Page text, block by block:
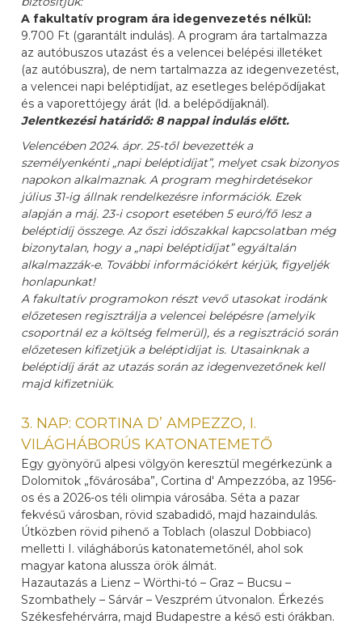
A fakultatív program ára idegenvezetés nélkül:
9.700 Ft (garantált indulás). A program ára tartalmazza
az autóbuszos utazást és a velencei belépési illetéket
(az autóbuszra), de nem tartalmazza az idegenvezetést,
a velencei napi beléptidíjat, az esetleges belépődíjakat
és a vaporettójegy árát (ld. a belépődíjaknál).
Jelentkezési határidő: 8 nappal indulás előtt.
Velencében 2024. ápr. 25-től bevezették a
személyenkénti „napi beléptidíjat”, melyet csak bizonyos
napokon alkalmaznak. A program meghirdetésekor
július 31-ig állnak rendelkezésre információk. Ezek
alapján a máj. 23-i csoport esetében 5 euró/fő lesz a
beléptidíj összege. Az őszi időszakkal kapcsolatban még
bizonytalan, hogy a „napi beléptidíjat” egyáltalán
alkalmazzák-e. További információkért kérjük, figyeljék
honlapunkat!
A fakultatív programokon részt vevő utasokat irodánk
előzetesen regisztrálja a velencei belépésre (amelyik
csoportnál ez a költség felmerül), és a regisztráció során
előzetesen kifizetjük a beléptidíjat is. Utasainknak a
beléptidíj árát az utazás során az idegenvezetőnek kell
majd kifizetniük.
3. NAP: CORTINA D’ AMPEZZO, I.
VILÁGHÁBORÚS KATONATEMETŐ
Egy gyönyörű alpesi völgyön keresztül megérkezünk a
Dolomitok „fővárosába”, Cortina d' Ampezzóba, az 1956-
os és a 2026-os téli olimpia városába. Séta a pazar
fekvésű városban, rövid szabadidő, majd hazaindulás.
Útközben rövid pihenő a Toblach (olaszul Dobbiaco)
melletti I. világháborús katonatemetőnél, ahol sok
magyar katona alussza örök álmát.
Hazautazás a Lienz – Wörthi-tó – Graz – Bucsu –
Szombathely – Sárvár – Veszprém útvonalon. Érkezés
Székesfehérvárra, majd Budapestre a késő esti órákban.